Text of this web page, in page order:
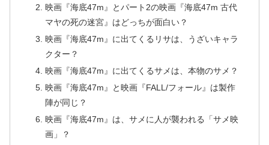
映画『海底47m』とパート2の映画『海底47m 古代
マヤの死の迷宮』はどっちが面白い？
映画『海底47m』に出てくるリサは、うざいキャラ
クター？
映画『海底47m』に出てくるサメは、本物のサメ？
映画『海底47m』と映画『FALL/フォール』は製作
陣が同じ？
映画『海底47m』は、サメに人が襲われる「サメ映
画」？